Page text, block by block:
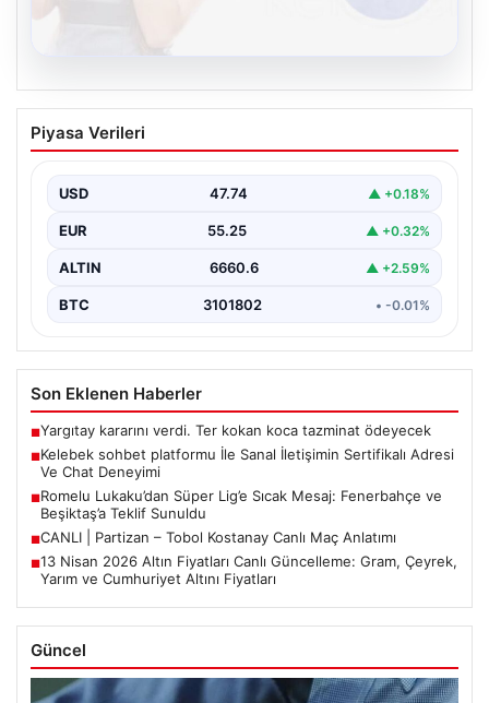
08.08.2026
Kelebek sohbet platformu İle Sanal
İletişimin Sertifikalı Adresi Ve Chat
Sanal ortamında insanların güvenli bir biçimde iletişim
Piyasa Verileri
USD 47.74 ▲ +0.18%
EUR 55.25 ▲ +0.32%
ALTIN 6660.6 ▲ +2.59%
BTC 3101802 • -0.01%
Son Eklenen Haberler
■Yargıtay kararını verdi. Ter kokan koca tazminat ödeyecek
■Kelebek sohbet platformu İle Sanal İletişimin Sertifikalı Adresi
Ve Chat Deneyimi
■Romelu Lukaku’dan Süper Lig’e Sıcak Mesaj: Fenerbahçe ve
Beşiktaş’a Teklif Sunuldu
■CANLI | Partizan – Tobol Kostanay Canlı Maç Anlatımı
■13 Nisan 2026 Altın Fiyatları Canlı Güncelleme: Gram, Çeyrek,
Yarım ve Cumhuriyet Altını Fiyatları
Güncel